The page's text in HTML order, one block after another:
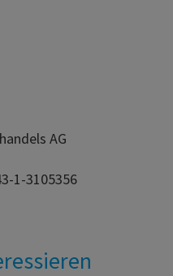
AG
1-3105356